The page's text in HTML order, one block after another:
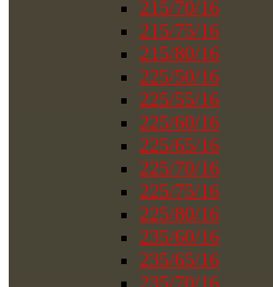
215/70/16
215/75/16
215/80/16
225/50/16
225/55/16
225/60/16
225/65/16
225/70/16
225/75/16
225/80/16
235/60/16
235/65/16
235/70/16